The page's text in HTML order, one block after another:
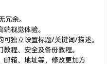
冗余。
视觉体验。
独立设置标题/关键词/描述。
程、安全及备份教程。
邮箱、地址等，修改更加方